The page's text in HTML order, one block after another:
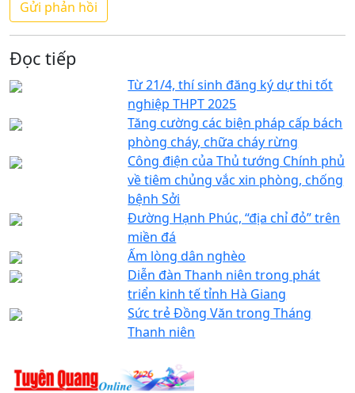
Đọc tiếp
Từ 21/4, thí sinh đăng ký dự thi tốt
nghiệp THPT 2025
Tăng cường các biện pháp cấp bách
phòng cháy, chữa cháy rừng
Công điện của Thủ tướng Chính phủ
về tiêm chủng vắc xin phòng, chống
bệnh Sởi
Đường Hạnh Phúc, “địa chỉ đỏ” trên
miền đá
Ấm lòng dân nghèo
Diễn đàn Thanh niên trong phát
triển kinh tế tỉnh Hà Giang
Sức trẻ Đồng Văn trong Tháng
Thanh niên